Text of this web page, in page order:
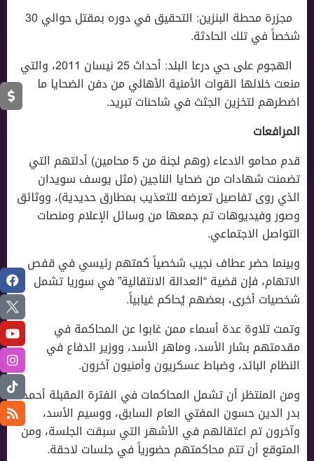
· مجزرة محطة البنزين: التحقيق في دوره بمقتل حوالي 30
شخصاً في تلك الحادثة.
· الهجوم على حي درعا البلد: أحداث 25 نيسان 2011، والتي
منعت خلالها القوات الأمنية الأهالي من دفن الضحايا ما
اضطرهم لتخزين الجثث في شاحنات تبريد.
المرافعات
قدم محامو الادعاء (وهم لجنة من 5 محامين) أدلتهم التي
تضمنت شهادات من ضحايا الناجين (مثل يوسف سويدان
الذي روى تفاصيل تعرضه للتعذيب بمطارق حديدية)، ووثائق
وصور وفيديوهات تم جمعها من وسائل الإعلام ومنصات
التواصل الاجتماعي.
وبينما حضر عطاف نجيب شخصياً كمتهم رئيسي في قفص
الاتهام، فإن قضية “العدالة الانتقالية” في سوريا تشمل
شخصيات أخرى، بعضهم يُحاكم غيابياً.
وتمت تلاوة عدة أسماء ممن غابوا عن المحاكمة في
مقدمتهم بشار الأسد، وماهر الأسد، ووزير الدفاع في
النظام البائد، وضباط عسكريون وأمنيون آخرون.
ومن المنتظر أن تشمل المحاكمات في الفترة المقبلة أحمد
بدر الدين حسون المفتي العام السابق، ووسيم الأسد،
وآخرون تم اعتقالهم في الأشهر التي سبقت الجلسة، ومن
المتوقع أن تتم محاكمتهم حضورياً في جلسات لاحقة.